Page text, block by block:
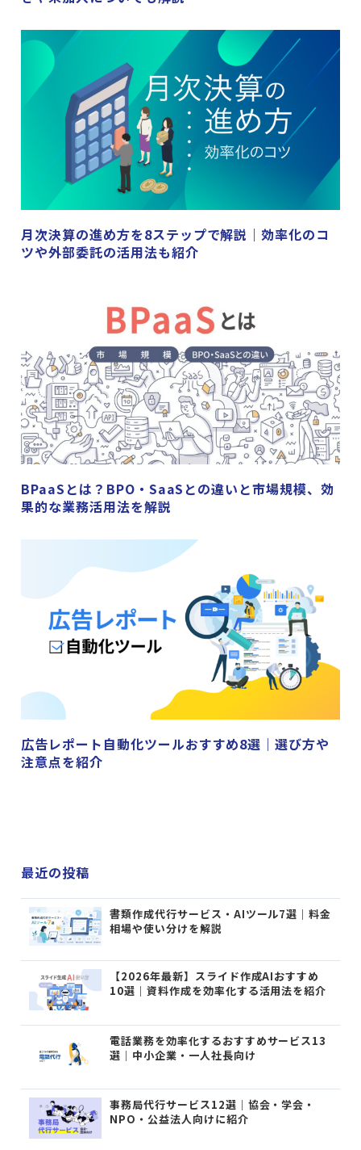
月次決算の進め方を8ステップで解説｜効率化のコ
ツや外部委託の活用法も紹介
BPaaSとは？BPO・SaaSとの違いと市場規模、効
果的な業務活用法を解説
広告レポート自動化ツールおすすめ8選｜選び方や
注意点を紹介
最近の投稿
書類作成代行サービス・AIツール7選｜料金
相場や使い分けを解説
【2026年最新】スライド作成AIおすすめ
10選｜資料作成を効率化する活用法を紹介
電話業務を効率化するおすすめサービス13
選｜中小企業・一人社長向け
事務局代行サービス12選｜協会・学会・
NPO・公益法人向けに紹介